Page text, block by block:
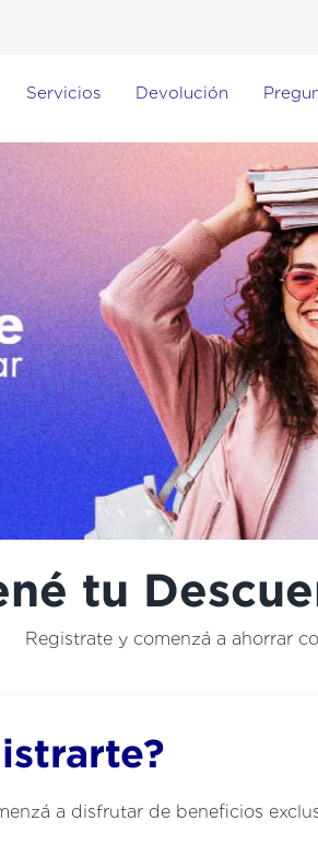
Servicios Devolución
tu
Registrate y comenzá a ahorrar
a disfrutar de beneficios